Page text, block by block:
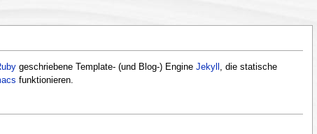
geschriebene Template- (und Blog-) Engine Jekyll , die statische
funktionieren.